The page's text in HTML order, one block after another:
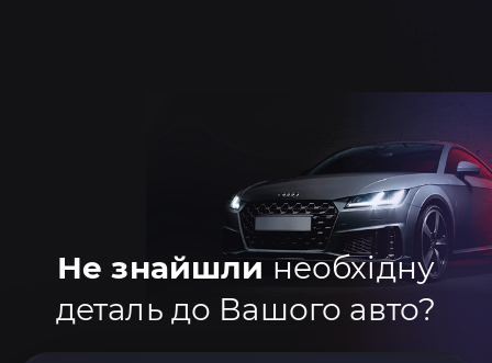
Не знайшли необхідну
деталь до Вашого авто?